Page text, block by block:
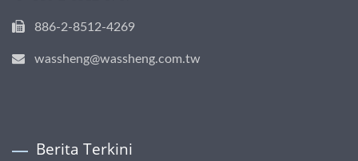
886-2-8512-4269
wassheng@wassheng.com.tw
Berita Terkini